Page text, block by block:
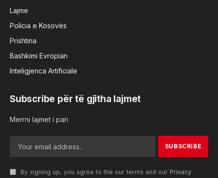
Lajme
Policia e Kosovës
Prishtina
Bashkimi Evropian
Inteligjenca Artificiale
Subscribe për të gjitha lajmet
Merrni lajmet i pari
By signing up, you agree to the our terms and our Privacy